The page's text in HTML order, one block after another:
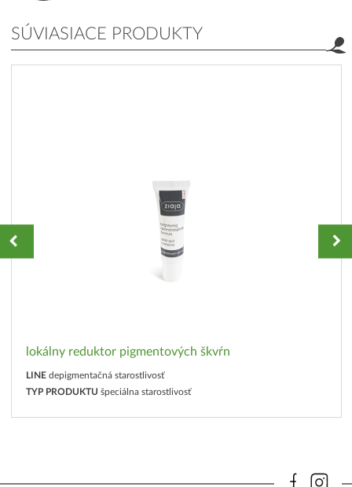
SÚVIASIACE PRODUKTY
lokálny reduktor pigmentových škvŕn
LINE depigmentačná starostlivosť
TYP PRODUKTU špeciálna starostlivosť